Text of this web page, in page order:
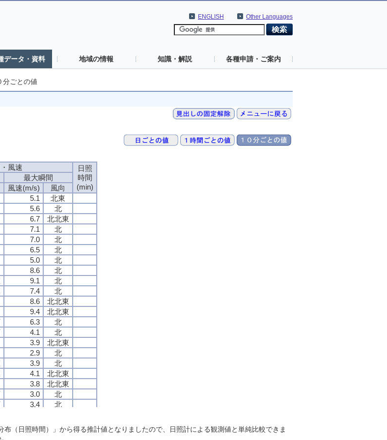
Other Languages
ENGLISH
データ・資料 地域の情報 知識・解説 各種申請・ご案内
分ごとの値
風速
日照
時間
(min)
最大瞬間
風速(m/s)
風向
5.1
北東
5.6
北
6.7
北北東
7.1
北
7.0
北
6.5
北
5.0
北
8.6
北
9.1
北
7.4
北
8.6
北北東
9.4
北北東
6.3
北
4.1
北
3.9
北北東
2.9
北
3.9
北
4.1
北北東
3.8
北北東
3.0
北
3.4
北
3.7
北
4.1 北北西
風速
日照
時間
(min)
最大瞬間
風速(m/s)
風向
5.1
北東
5.6
北
6.7
北北東
7.1
北
7.0
北
6.5
北
5.0
北
8.6
北
9.1
北
7.4
北
8.6
北北東
9.4
北北東
6.3
北
4.1
北
3.9
北北東
2.9
北
3.9
北
4.1
北北東
3.8
北北東
3.0
北
3.4
北
3.7
北
4.1 北北西
風速
日照
時間
(min)
最大瞬間
風速(m/s)
風向
5.1
北東
5.6
北
6.7
北北東
7.1
北
7.0
北
6.5
北
5.0
北
8.6
北
9.1
北
7.4
北
8.6
北北東
9.4
北北東
6.3
北
4.1
北
3.9
北北東
2.9
北
3.9
北
4.1
北北東
3.8
北北東
3.0
北
3.4
北
3.7
北
4.1 北北西
風速
日照
時間
(min)
最大瞬間
風速(m/s)
風向
5.1
北東
5.6
北
6.7
北北東
7.1
北
7.0
北
6.5
北
5.0
北
8.6
北
9.1
北
7.4
北
8.6
北北東
9.4
北北東
6.3
北
4.1
北
3.9
北北東
2.9
北
3.9
北
4.1
北北東
3.8
北北東
3.0
北
3.4
北
3.7
北
4.1 北北西
（日照時間）」から得る推計値となりましたので、日照計による観測値と単純比較できま